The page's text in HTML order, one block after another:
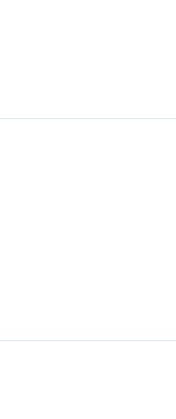
1996.
vermittelnden Dritten ein